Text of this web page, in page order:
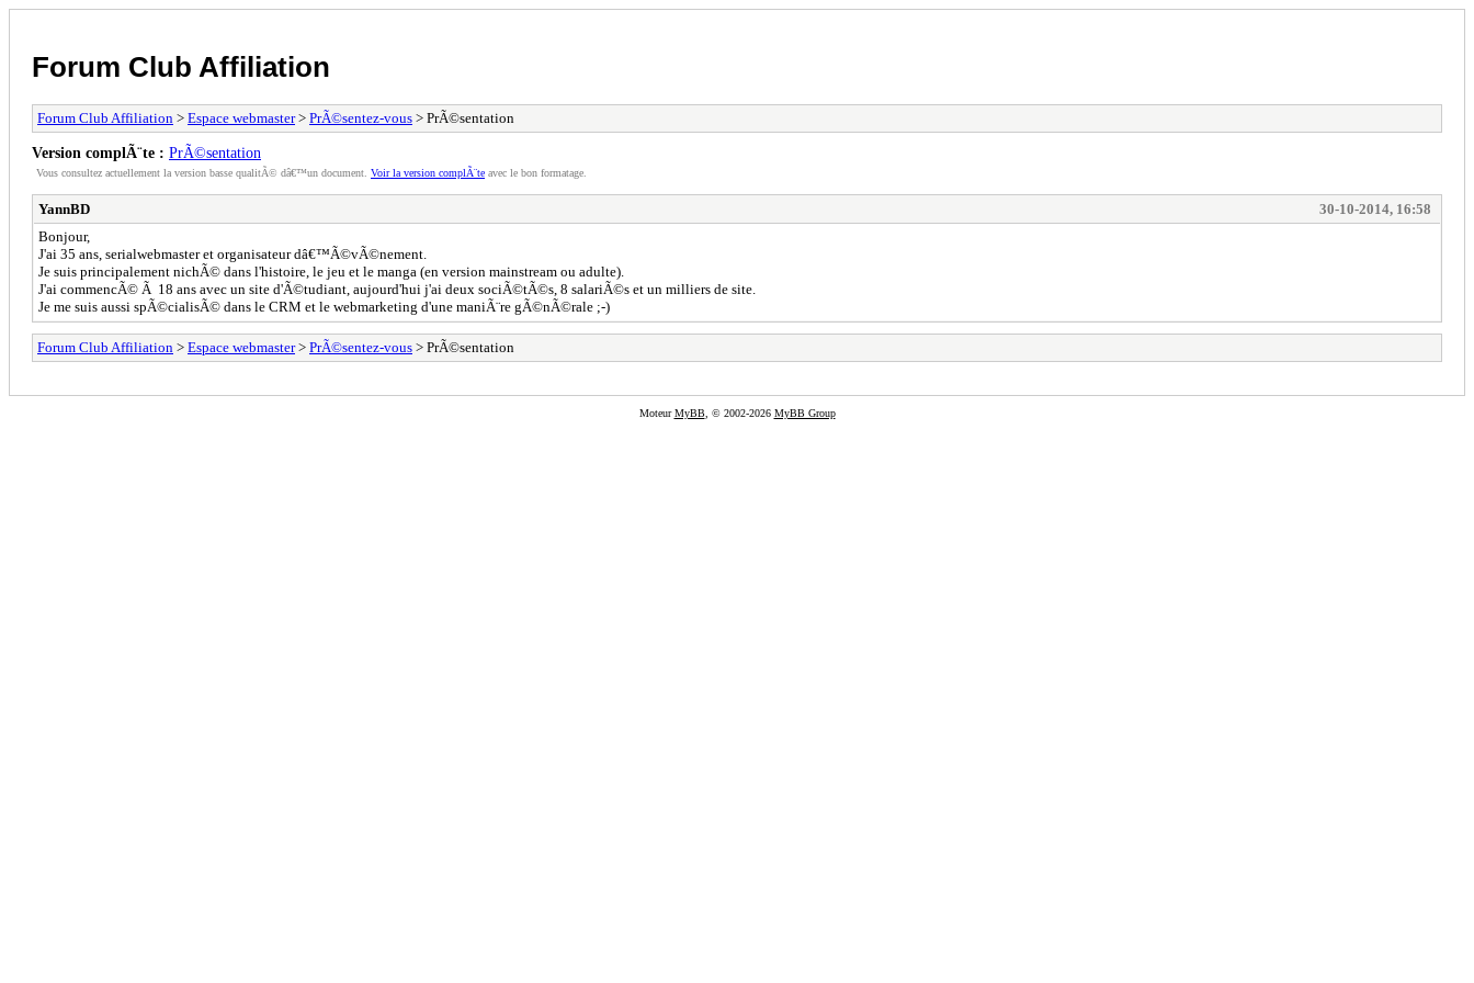
Forum Club Affiliation
Forum Club Affiliation > Espace webmaster> PrÃ©sentez-vous > PrÃ©sentation
Version complÃ¨te : PrÃ©sentation
Vous consultez actuellement la version basse qualitÃ© dâ€™un document. Voir la version complÃ¨te avec le bon formatage.
YannBD
30-10-2014, 16:58
Bonjour,
J'ai 35 ans, serialwebmaster et organisateur dâ€™Ã©vÃ©nement.
Je suis principalement nichÃ© dans l'histoire, le jeu et le manga (en version mainstream ou adulte).
J'ai commencÃ© Ã 18 ans avec un site d'Ã©tudiant, aujourd'hui j'ai deux sociÃ©tÃ©s, 8 salariÃ©s et un milliers de site.
Je me suis aussi spÃ©cialisÃ© dans le CRM et le webmarketing d'une maniÃ¨re gÃ©nÃ©rale ;-)
Forum Club Affiliation > Espace webmaster> PrÃ©sentez-vous > PrÃ©sentation
MoteurMyBB, © 2002-2026 MyBB Group